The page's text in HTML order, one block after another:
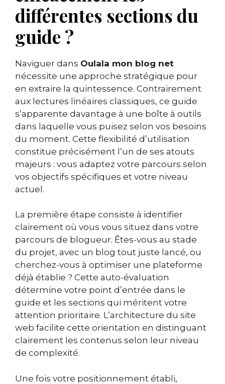
différentes sections du
guide ?
Naviguer dans Oulala mon blog net
nécessite une approche stratégique pour
en extraire la quintessence. Contrairement
aux lectures linéaires classiques, ce guide
s’apparente davantage à une boîte à outils
dans laquelle vous puisez selon vos besoins
du moment. Cette flexibilité d’utilisation
constitue précisément l’un de ses atouts
majeurs : vous adaptez votre parcours selon
vos objectifs spécifiques et votre niveau
actuel.
La première étape consiste à identifier
clairement où vous vous situez dans votre
parcours de blogueur. Êtes-vous au stade
du projet, avec un blog tout juste lancé, ou
cherchez-vous à optimiser une plateforme
déjà établie ? Cette auto-évaluation
détermine votre point d’entrée dans le
guide et les sections qui méritent votre
attention prioritaire. L’architecture du site
web facilite cette orientation en distinguant
clairement les contenus selon leur niveau
de complexité.
Une fois votre positionnement établi,